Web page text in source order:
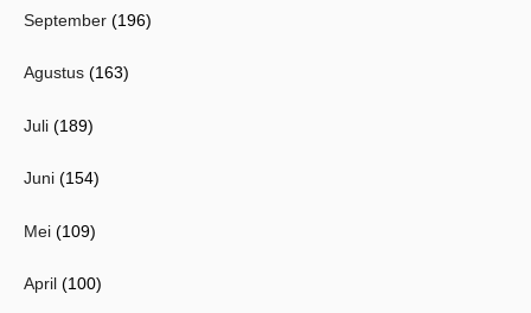
September (196)
Agustus (163)
Juli (189)
Juni (154)
Mei (109)
April (100)